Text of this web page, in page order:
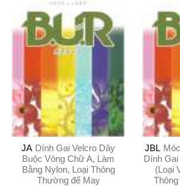
JA Dính Gai Velcro Dây
Buộc Vòng Chữ A, Làm
Bằng Nylon, Loại Thông
Thường để May
JBL
Dính
(Loại